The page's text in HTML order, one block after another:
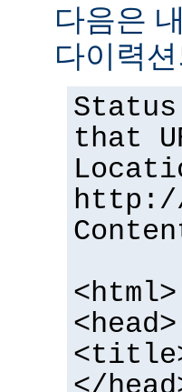
다음은
다이력
that
http://
<html>
<head>